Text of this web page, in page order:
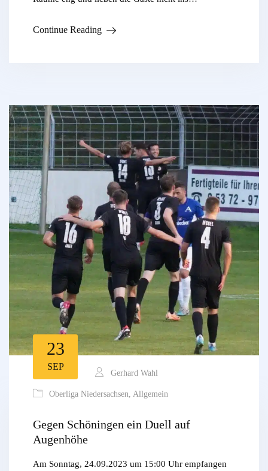
Continue Reading
23
SEP
Gerhard Wahl
Oberliga Niedersachsen Allgemein
Gegen Schöningen ein Duell auf
Augenhöhe
Am Sonntag, 24.09.2023 um 15:00 Uhr empfangen